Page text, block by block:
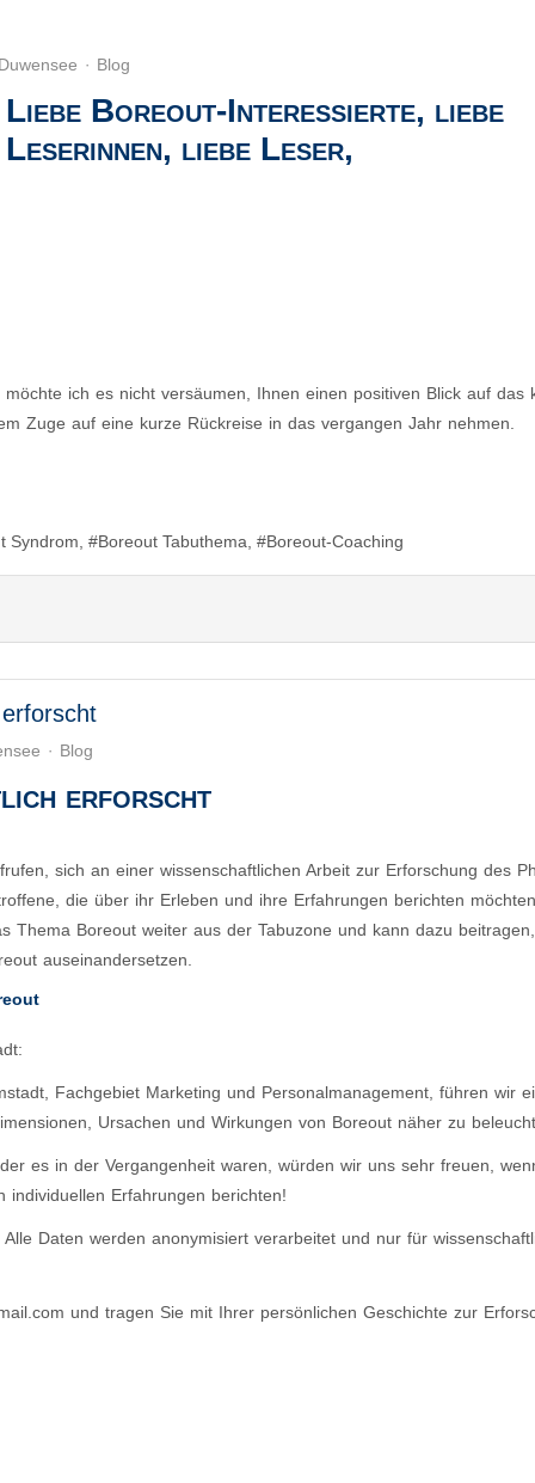
Blog
Liebe Boreout-Interessierte, liebe
Leserinnen, liebe Leser,
ich es nicht versäumen, Ihnen einen positiven Blick auf das
Zuge auf eine kurze Rückreise in das vergangen Jahr nehmen.
Syndrom Boreout Tabuthema Boreout-Coaching
Blog
erforscht
sich an einer wissenschaftlichen Arbeit zur Erforschung des
die über ihr Erleben und ihre Erfahrungen berichten
Thema Boreout weiter aus der Tabuzone und kann dazu
auseinandersetzen.
Fachgebiet Marketing und Personalmanagement, führen wir
Ursachen und Wirkungen von Boreout näher zu
es in der Vergangenheit waren, würden wir uns sehr freuen,
individuellen Erfahrungen berichten!
Daten werden anonymisiert verarbeitet und nur für
und tragen Sie mit Ihrer persönlichen Geschichte zur